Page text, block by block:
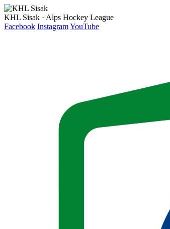
KHL Sisak · Alps Hockey League
Facebook InstagramYouTube